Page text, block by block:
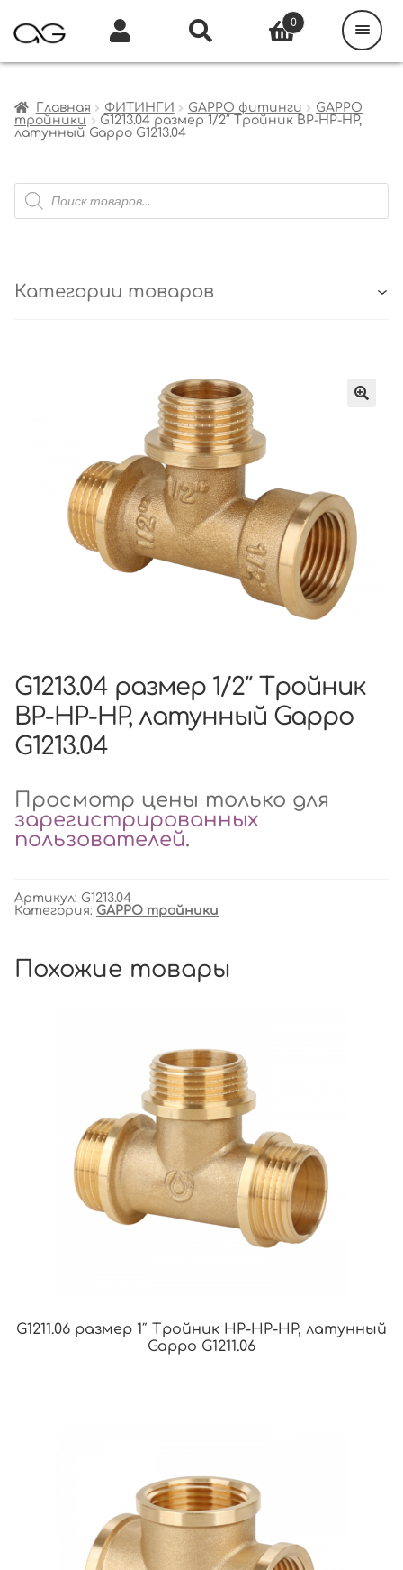
Главная ФИТИНГИ GAPPO фитинги
GAPPO
тройники
G1213.04 размер 1/2″ Тройник ВР-НР-НР,
латунный Gappo G1213.04
Поиск
товаров
Категории товаров
G1213.04 размер 1/2″ Тройник
ВР-НР-НР, латунный Gappo
G1213.04
Просмотр цены только для
зарегистрированных
пользователей.
Артикул: G1213.04
Категория: GAPPO тройники
Похожие товары
G1211.06 размер 1″ Тройник НР-НР-НР, латунный
Gappo G1211.06
0